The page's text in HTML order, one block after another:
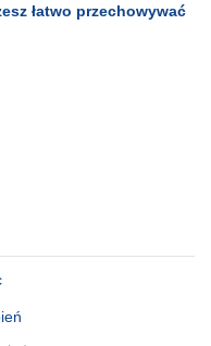
łatwo przechowywać